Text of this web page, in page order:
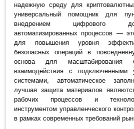
надежную среду для
универсальный помощник для
внедрением цифрового
автоматизированных процессов —
для повышения уровня
безопасных операций в
основа для масштабирования
взаимодействия с
системами, автоматическое
лучшая защита материалов
рабочих процессов и
инструментом управленческого
в рамках современных требований